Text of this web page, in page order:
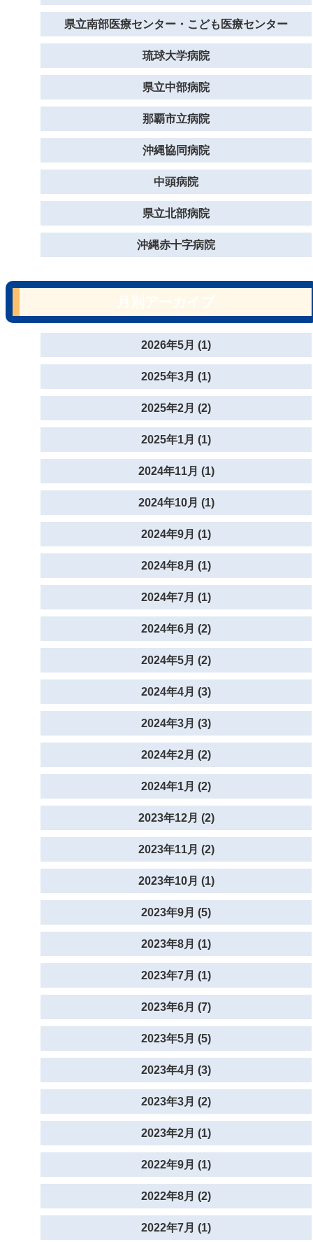
県立南部医療センター・こども医療センター
琉球大学病院
県立中部病院
那覇市立病院
沖縄協同病院
中頭病院
県立北部病院
沖縄赤十字病院
2026年5月 (1)
2025年3月 (1)
2025年2月 (2)
2025年1月 (1)
2024年11月 (1)
2024年10月 (1)
2024年9月 (1)
2024年8月 (1)
2024年7月 (1)
2024年6月 (2)
2024年5月 (2)
2024年4月 (3)
2024年3月 (3)
2024年2月 (2)
2024年1月 (2)
2023年12月 (2)
2023年11月 (2)
2023年10月 (1)
2023年9月 (5)
2023年8月 (1)
2023年7月 (1)
2023年6月 (7)
2023年5月 (5)
2023年4月 (3)
2023年3月 (2)
2023年2月 (1)
2022年9月 (1)
2022年8月 (2)
2022年7月 (1)